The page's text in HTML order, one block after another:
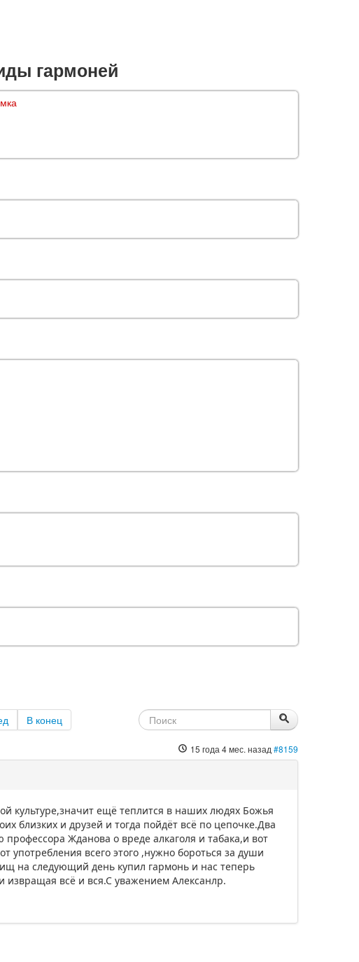
гармоней
В конец
15 года 4 мес. назад #8159
культуре,значит ещё теплится в наших людях Божья
близких и друзей и тогда пойдёт всё по цепочке.Два
Жданова о вреде алкаголя и табака,и вот
употребления всего этого ,нужно бороться за души
на следующий день купил гармонь и нас теперь
извращая всё и вся.С уважением Алексанлр.